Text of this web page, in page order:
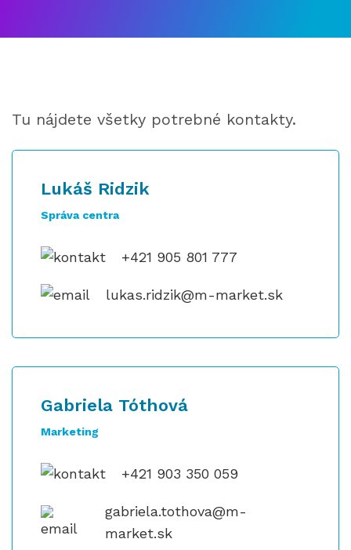
Tu nájdete všetky potrebné kontakty.
Lukáš Ridzik
Správa centra
+421 905 801 777
lukas.ridzik@m-market.sk
Gabriela Tóthová
Marketing
+421 903 350 059
gabriela.tothova@m-
market.sk